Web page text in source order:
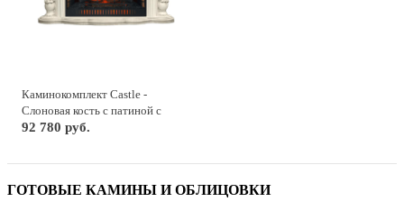
Каминокомплект Castle -
Слоновая кость с патиной с
очагом Vision 30 EF LED FX
92 780 руб.
ГОТОВЫЕ КАМИНЫ И ОБЛИЦОВКИ